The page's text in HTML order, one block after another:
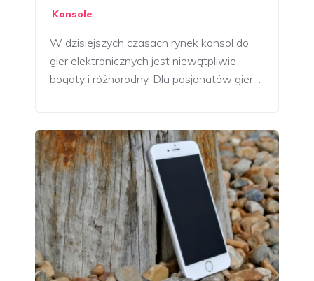
Konsole
W dzisiejszych czasach rynek konsol do
gier elektronicznych jest niewątpliwie
bogaty i różnorodny. Dla pasjonatów gier…